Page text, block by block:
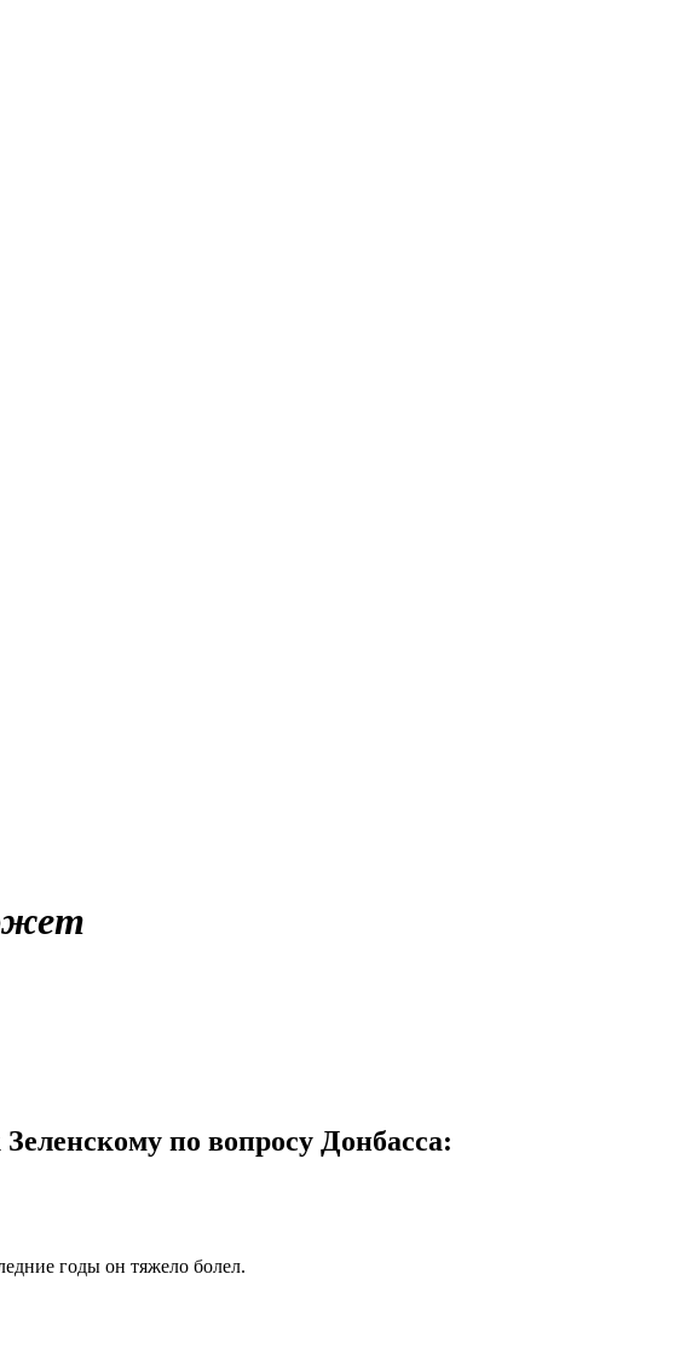
по вопросу Донбасса:
годы он тяжело болел.